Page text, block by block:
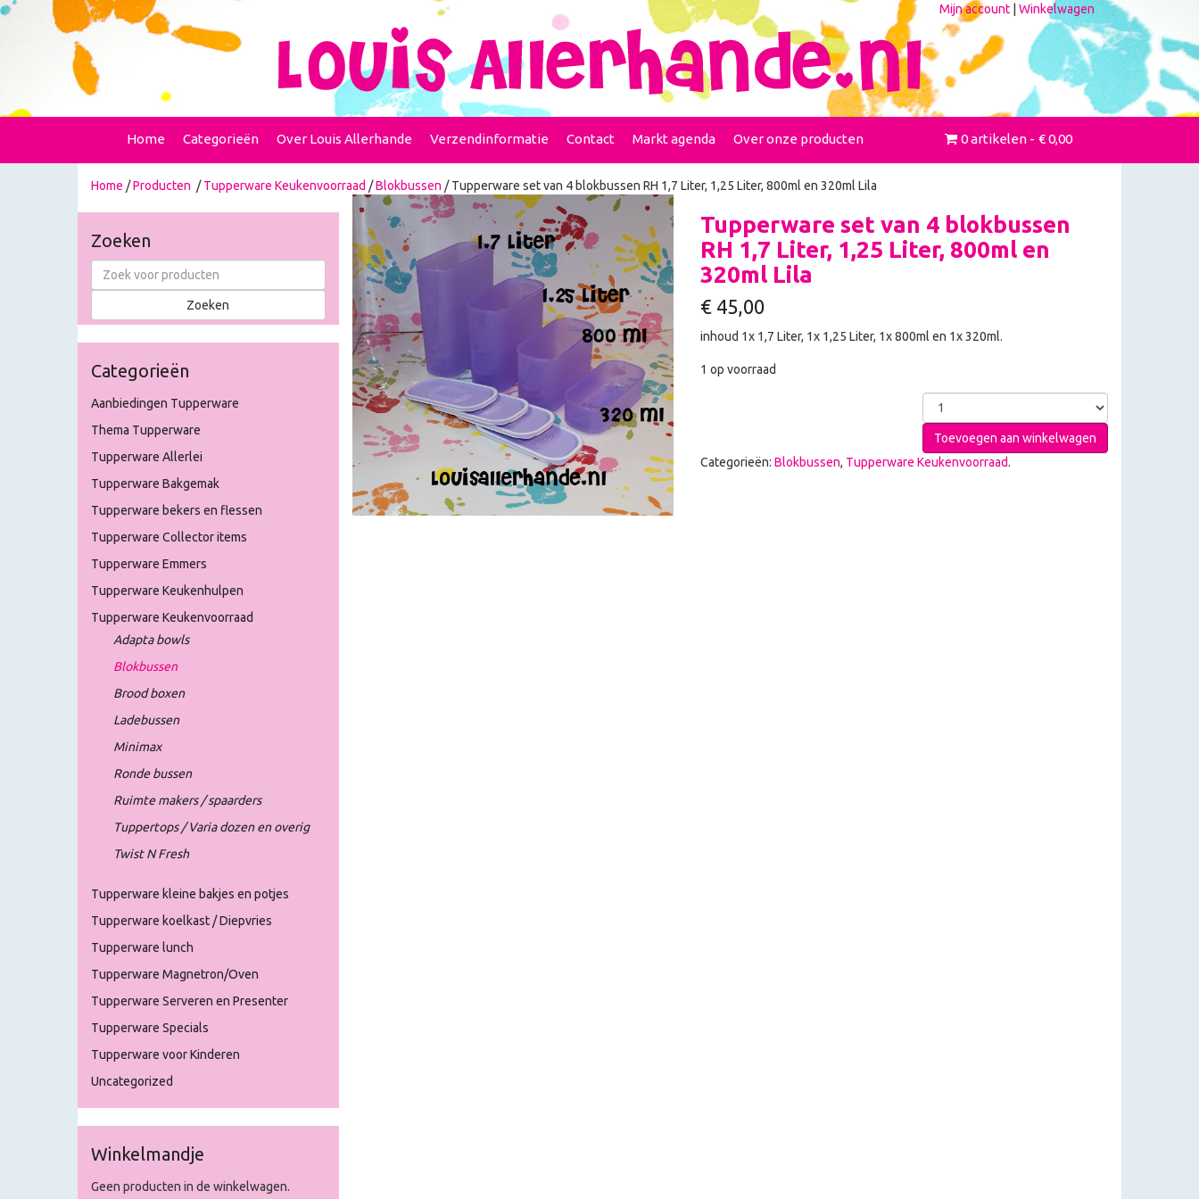
Mijn account Winkelwagen
Home Categorieën Over Louis Allerhande Verzendinformatie Contact Markt agenda Over onze producten 0 artikelen € 0,00
Home /Producten /Tupperware Keukenvoorraad /Blokbussen / Tupperware set van 4 blokbussen RH 1,7 Liter, 1,25 Liter, 800ml en 320ml Lila
Zoeken
Categorieën
Aanbiedingen Tupperware
Thema Tupperware
Tupperware Allerlei
Tupperware Bakgemak
Tupperware bekers en flessen
Tupperware Collector items
Tupperware Emmers
Tupperware Keukenhulpen
Tupperware Keukenvoorraad
Adapta bowls
Blokbussen
Brood boxen
Ladebussen
Minimax
Ronde bussen
Ruimte makers / spaarders
Tuppertops / Varia dozen en overig
Twist N Fresh
Tupperware kleine bakjes en potjes
Tupperware koelkast / Diepvries
Tupperware lunch
Tupperware Magnetron/Oven
Tupperware Serveren en Presenter
Tupperware Specials
Tupperware voor Kinderen
Uncategorized
Winkelmandje
Geen producten in de winkelwagen.
Tupperware set van 4 blokbussen
RH 1,7 Liter, 1,25 Liter, 800ml en
320ml Lila
€45,00
inhoud 1x 1,7 Liter, 1x 1,25 Liter, 1x 800ml en 1x 320ml.
1 op voorraad
Toevoegen aan winkelwagen
Categorieën: Blokbussen, Tupperware Keukenvoorraad.